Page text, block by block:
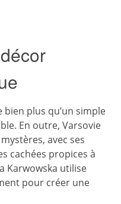
plus qu’un simple
En outre, Varsovie
avec ses
cachées propices à
Karwowska utilise
pour créer une